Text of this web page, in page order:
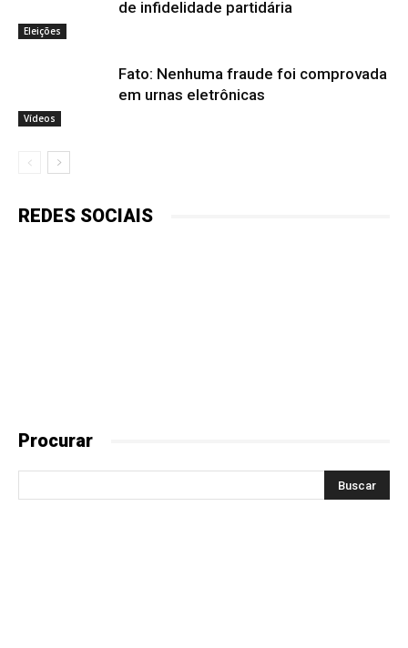
Eleições
de infidelidade partidária
Vídeos
Fato: Nenhuma fraude foi comprovada
em urnas eletrônicas
REDES SOCIAIS
Procurar